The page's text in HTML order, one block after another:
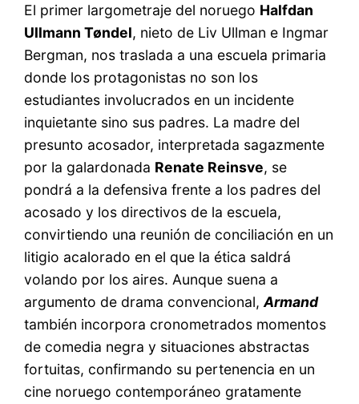
El primer largometraje del noruego Halfdan
Ullmann Tøndel, nieto de Liv Ullman e Ingmar
Bergman, nos traslada a una escuela primaria
donde los protagonistas no son los
estudiantes involucrados en un incidente
inquietante sino sus padres. La madre del
presunto acosador, interpretada sagazmente
por la galardonada Renate Reinsve, se
pondrá a la defensiva frente a los padres del
acosado y los directivos de la escuela,
convirtiendo una reunión de conciliación en un
litigio acalorado en el que la ética saldrá
volando por los aires. Aunque suena a
argumento de drama convencional,Armand
también incorpora cronometrados momentos
de comedia negra y situaciones abstractas
fortuitas, confirmando su pertenencia en un
cine noruego contemporáneo gratamente